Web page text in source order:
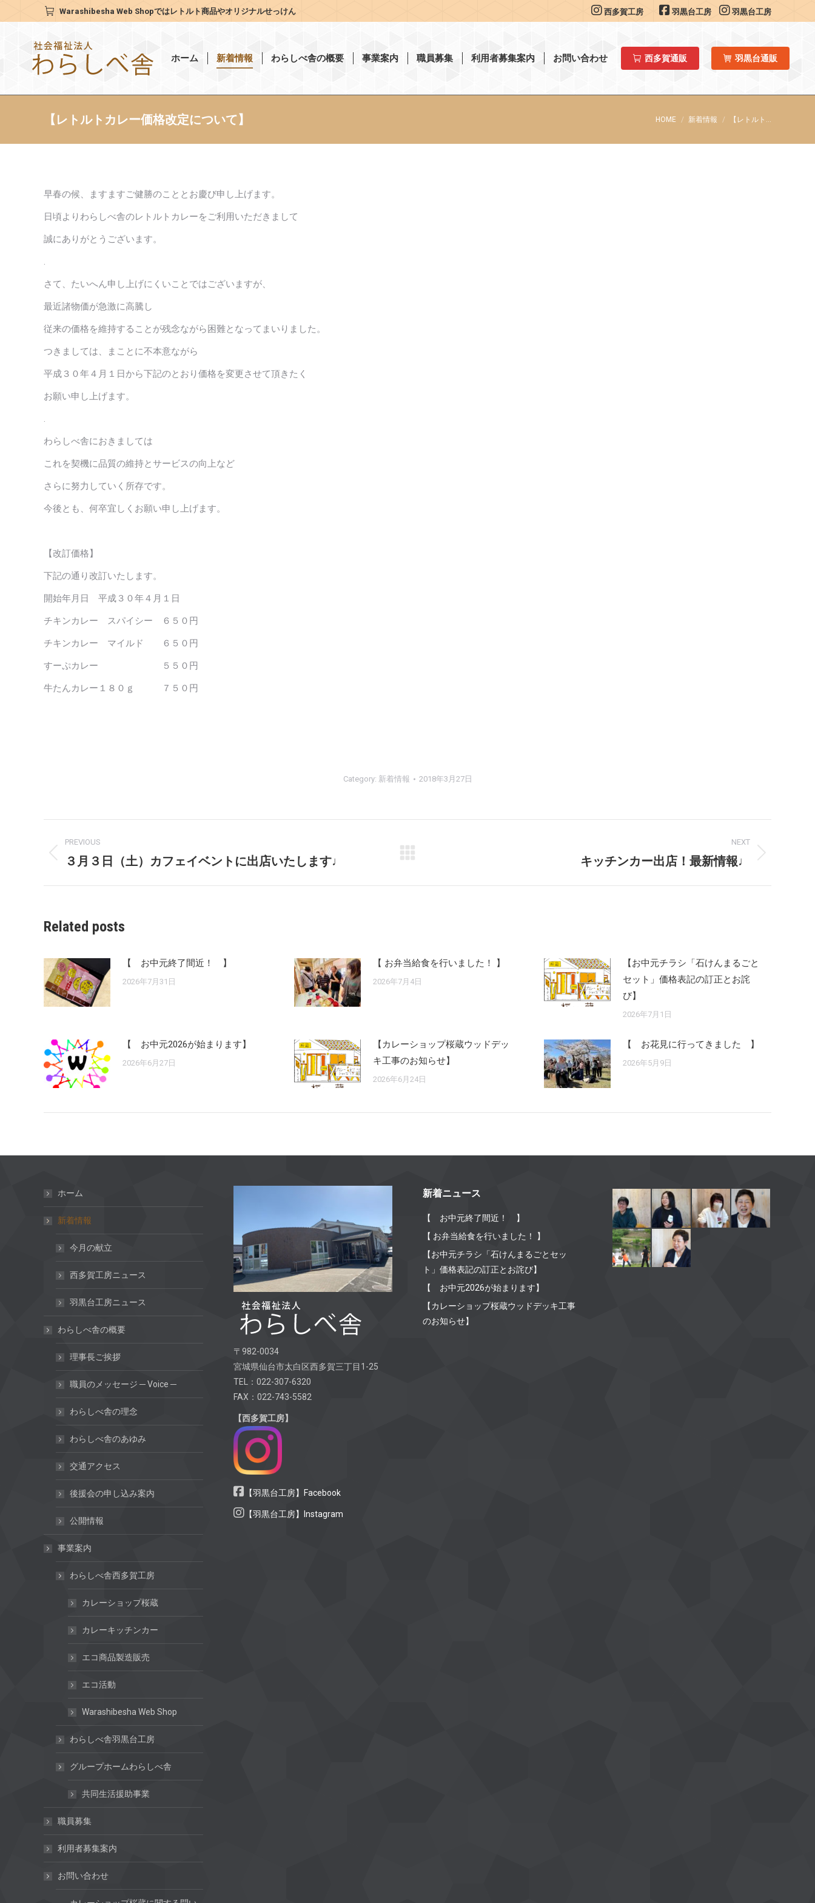
Warashibesha Web Shopではレトルト商品やオリジナルせっけん 西多賀工房 羽黒台工房 羽黒台工房
ホーム 新着情報 わらしべ舎の概要 事業案内 職員募集 利用者募集案内 お問い合わせ 西多賀通販 羽黒台通販
【レトルトカレー価格改定について】 You are here:
HOME 新着情報 【レトルト…
早春の候、ますますご健勝のこととお慶び申し上げます。
日頃よりわらしべ舎のレトルトカレーをご利用いただきまして
誠にありがとうございます。
.
さて、たいへん申し上げにくいことではございますが、
最近諸物価が急激に高騰し
従来の価格を維持することが残念ながら困難となってまいりました。
つきましては、まことに不本意ながら
平成３０年４月１日から下記のとおり価格を変更させて頂きたく
お願い申し上げます。
.
わらしべ舎におきましては
これを契機に品質の維持とサービスの向上など
さらに努力していく所存です。
今後とも、何卒宜しくお願い申し上げます。
【改訂価格】
下記の通り改訂いたします。
開始年月日 平成３０年４月１日
チキンカレー スパイシー ６５０円
チキンカレー マイルド ６５０円
すーぷカレー ５５０円
牛たんカレー１８０ｇ ７５０円
Category: 新着情報 2018年3月27日
navigation
PREVIOUS
Previous
３月３日（土）カフェイベントに出店いたします♩
NEXT
キッチンカー出店！最新情報♩
Related posts
【 お中元終了間近！ 】
2026年7月31日
【 お弁当給食を行いました！ 】
2026年7月4日
【お中元チラシ「石けんまるごと
セット」価格表記の訂正とお詫
び】
2026年7月1日
【 お中元2026が始まります】
2026年6月27日
【カレーショップ桜蔵ウッドデッ
キ工事のお知らせ】
2026年6月24日
【 お花見に行ってきました 】
2026年5月9日
ホーム
新着情報
今月の献立
西多賀工房ニュース
羽黒台工房ニュース
わらしべ舎の概要
理事長ご挨拶
職員のメッセージ ─ Voice ─
わらしべ舎の理念
わらしべ舎のあゆみ
交通アクセス
後援会の申し込み案内
公開情報
事業案内
わらしべ舎西多賀工房
カレーショップ桜蔵
カレーキッチンカー
エコ商品製造販売
エコ活動
Warashibesha Web Shop
わらしべ舎羽黒台工房
グループホームわらしべ舎
共同生活援助事業
職員募集
利用者募集案内
お問い合わせ
〒982-0034
宮城県仙台市太白区西多賀三丁目1-25
TEL：022-307-6320
FAX：022-743-5582
【西多賀工房】
【羽黒台工房】Facebook
【羽黒台工房】Instagram
新着ニュース
【 お中元終了間近！ 】
【 お弁当給食を行いました！ 】
【お中元チラシ「石けんまるごとセッ
ト」価格表記の訂正とお詫び】
【 お中元2026が始まります】
【カレーショップ桜蔵ウッドデッキ工事
のお知らせ】